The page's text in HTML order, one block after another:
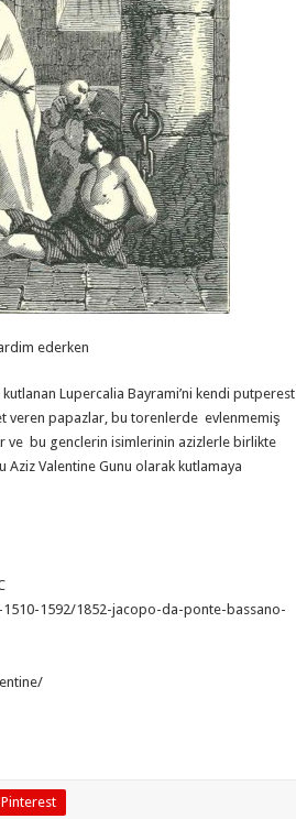
ederken
Lupercalia Bayrami’ni kendi putperest
veren papazlar, bu torenlerde evlenmemiş
ve bu genclerin isimlerinin azizlerle birlikte
Valentine Gunu olarak kutlamaya
1592/1852-jacopo-da-ponte-bassano-
Pinterest